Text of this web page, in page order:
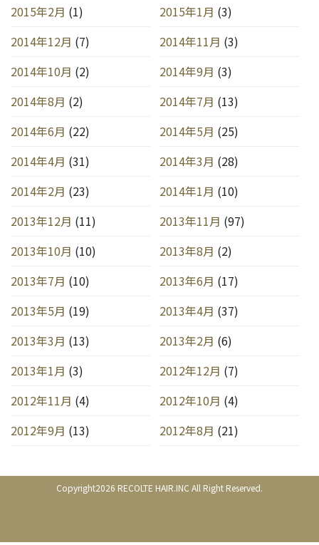
2015年2月 (1) 2015年1月 (3)
2014年12月 (7) 2014年11月 (3)
2014年10月 (2) 2014年9月 (3)
2014年8月 (2) 2014年7月 (13)
2014年6月 (22) 2014年5月 (25)
2014年4月 (31) 2014年3月 (28)
2014年2月 (23) 2014年1月 (10)
2013年12月 (11) 2013年11月 (97)
2013年10月 (10) 2013年8月 (2)
2013年7月 (10) 2013年6月 (17)
2013年5月 (19) 2013年4月 (37)
2013年3月 (13) 2013年2月 (6)
2013年1月 (3) 2012年12月 (7)
2012年11月 (4) 2012年10月 (4)
2012年9月 (13) 2012年8月 (21)
Copyright2026 RECOLTE HAIR.INC All Right Reserved.